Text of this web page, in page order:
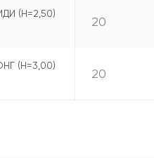
(Н=2,50)
20
(Н=3,00)
20